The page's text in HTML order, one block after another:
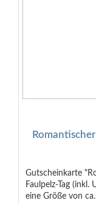
Gutscheinkarte
Faulpelz-Tag
eine Größe von